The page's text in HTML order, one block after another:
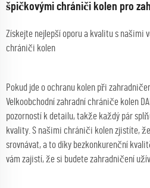
špičkovými chrániči kolen pro
Získejte nejlepší oporu a kvalitu s našimi
chrániči kolen
Pokud jde o ochranu kolen při
Velkoobchodní zahradní chrániče kolen
pozorností k detailu, takže každý pár
kvality. S našimi chrániči kolen zjistíte,
srovnávat, a to díky bezkonkurenční
vám zajistí, že si budete zahradničení